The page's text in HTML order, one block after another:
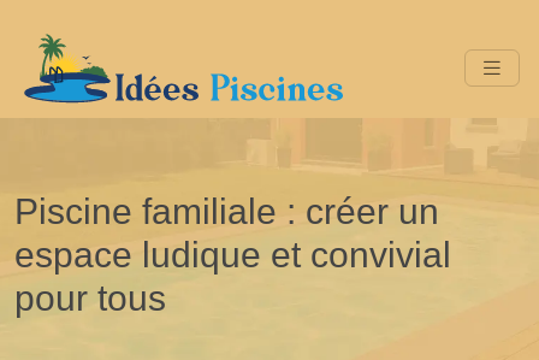
Piscine familiale : créer un
espace ludique et convivial
pour tous